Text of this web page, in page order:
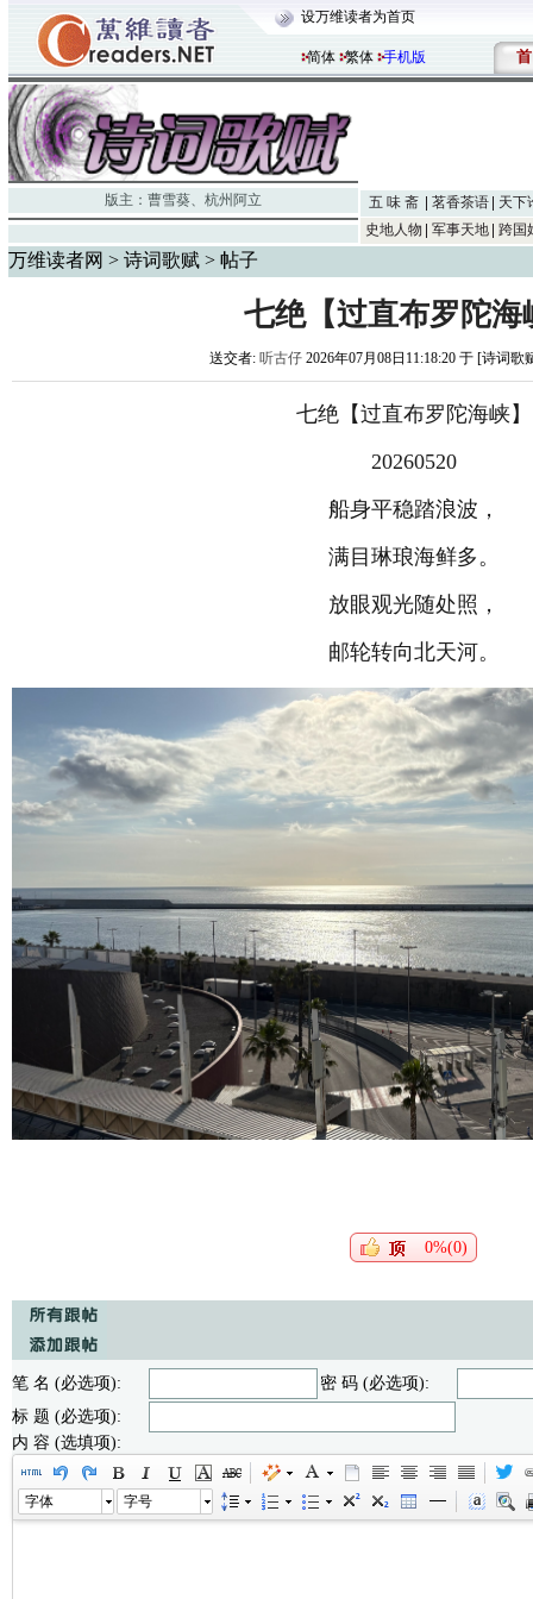
设万维读者为首页
简体 繁体 手机版 首
版主： 曹雪葵、 杭州阿立 五 味 斋 茗香茶语
天下
史地人物
军事天地 跨国
万维读者网 > 诗词歌赋 > 帖子
七绝【过直布罗陀海
送交者: 听古仔2026年07月08日11:18:20 于 [诗词歌
七绝【过直布罗陀海峡】
20260520
船身平稳踏浪波，
满目琳琅海鲜多。
放眼观光随处照，
邮轮转向北天河。
0%(0)
笔 名 (必选项):
密 码 (必选项):
标 题 (必选项):
内 容 (选填项):
字体 字号